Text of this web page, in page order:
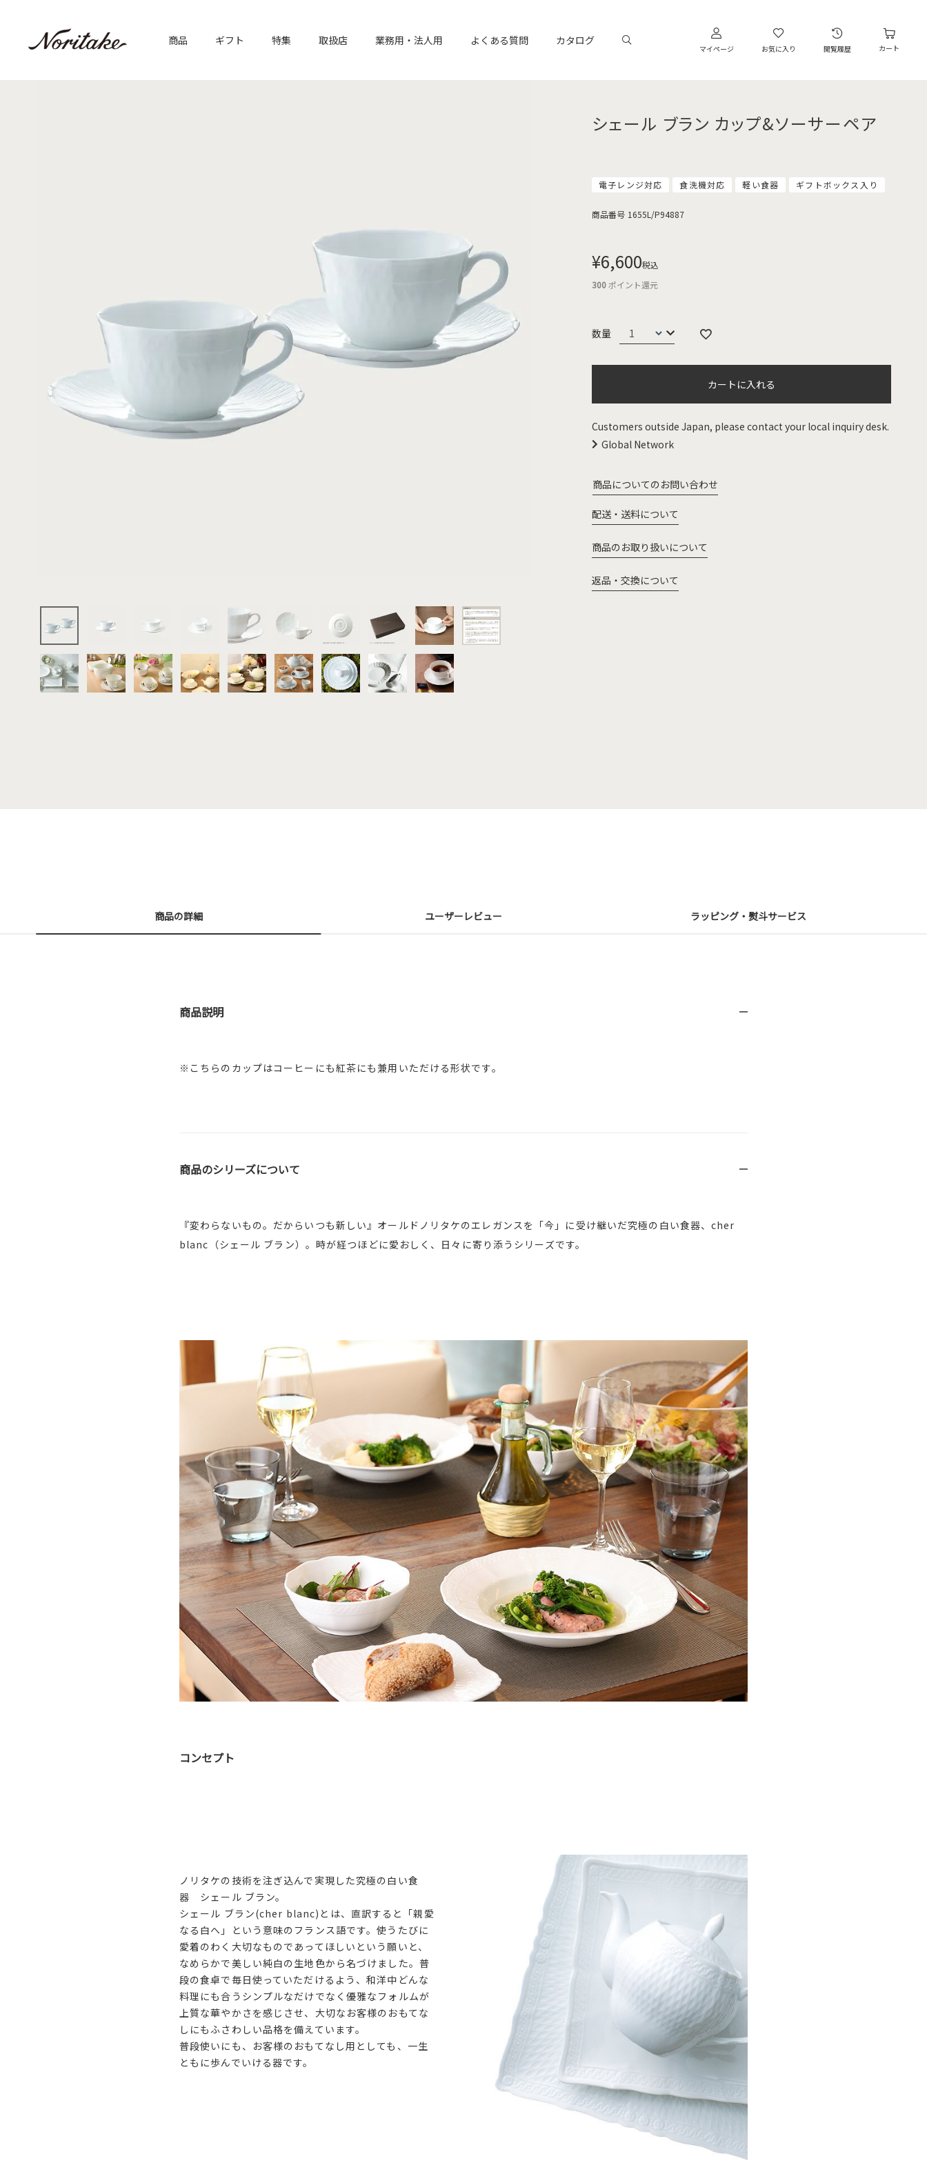
商品 ギフト 特集 取扱店 業務用・法人用 よくある質問 カタログ
マイページ お気に入り 閲覧履歴 カート
シェール ブラン カップ&ソーサーペア
電子レンジ対応 食洗機対応 軽い食器 ギフトボックス入り
商品番号 1655L/P94887
¥6,600税込
300ポイント還元
カートに入れる
Customers outside Japan, please contact your local inquiry desk.
Global Network
商品についてのお問い合わせ
配送・送料について
商品のお取り扱いについて
返品・交換について
商品の詳細 ユーザーレビュー ラッピング・熨斗サービス
商品説明
※こちらのカップはコーヒーにも紅茶にも兼用いただける形状です。
商品のシリーズについて
『変わらないもの。だからいつも新しい』オールドノリタケのエレガンスを「今」に受け継いだ究極の白い食器、cher
blanc（シェール ブラン）。時が経つほどに愛おしく、日々に寄り添うシリーズです。
コンセプト
ノリタケの技術を注ぎ込んで実現した究極の白い食
器 シェール ブラン。
シェール ブラン(cher blanc)とは、直訳すると「親愛
なる白へ」という意味のフランス語です。使うたびに
愛着のわく大切なものであってほしいという願いと、
なめらかで美しい純白の生地色から名づけました。普
段の食卓で毎日使っていただけるよう、和洋中どんな
料理にも合うシンプルなだけでなく優雅なフォルムが
上質な華やかさを感じさせ、大切なお客様のおもてな
しにもふさわしい品格を備えています。
普段使いにも、お客様のおもてなし用としても、一生
ともに歩んでいける器です。